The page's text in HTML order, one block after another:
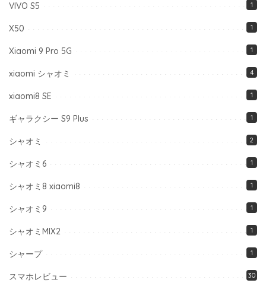
VIVO S5 1
X50 1
Xiaomi 9 Pro 5G 1
xiaomi シャオミ 4
xiaomi8 SE 1
ギャラクシー S9 Plus 1
シャオミ 2
シャオミ6 1
シャオミ8 xiaomi8 1
シャオミ9 1
シャオミMIX2 1
シャープ 1
スマホレビュー 30